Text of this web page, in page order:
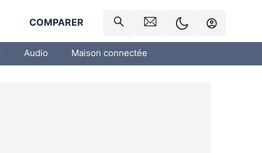
COMPARER
Audio Maison connectée